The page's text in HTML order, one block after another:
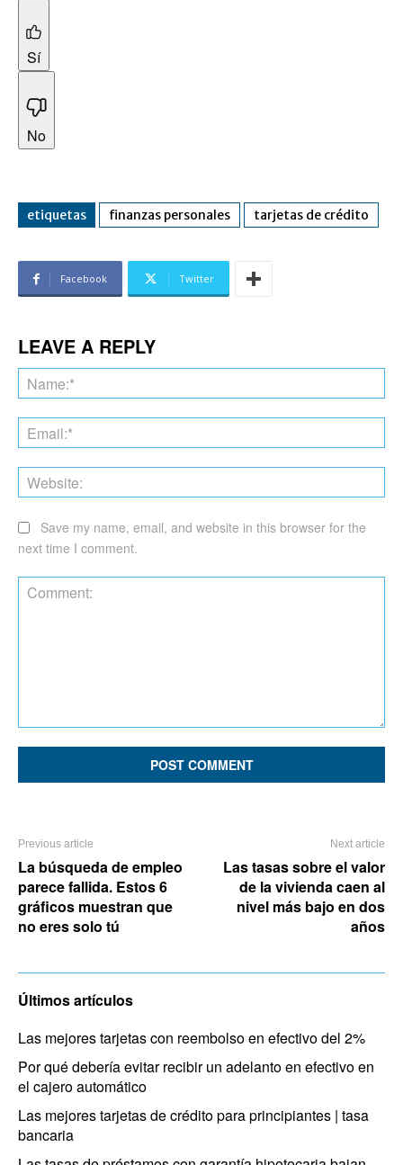
Sí
No
etiquetas finanzas personales tarjetas de crédito
Facebook Twitter
LEAVE A REPLY
Save my name, email, and website in this browser for the
next time I comment.
Previous article
La búsqueda de empleo
parece fallida. Estos 6
gráficos muestran que
no eres solo tú
Next article
Las tasas sobre el valor
de la vivienda caen al
nivel más bajo en dos
años
Últimos artículos
Las mejores tarjetas con reembolso en efectivo del 2%
Por qué debería evitar recibir un adelanto en efectivo en
el cajero automático
Las mejores tarjetas de crédito para principiantes | tasa
bancaria